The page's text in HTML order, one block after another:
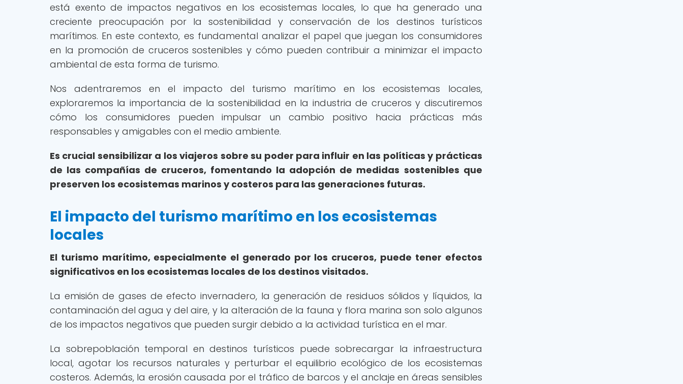
está exento de impactos negativos en los ecosistemas locales, lo que ha generado una
creciente preocupación por la sostenibilidad y conservación de los destinos turísticos
marítimos. En este contexto, es fundamental analizar el papel que juegan los consumidores
en la promoción de cruceros sostenibles y cómo pueden contribuir a minimizar el impacto
ambiental de esta forma de turismo.
Nos adentraremos en el impacto del turismo marítimo en los ecosistemas locales,
exploraremos la importancia de la sostenibilidad en la industria de cruceros y discutiremos
cómo los consumidores pueden impulsar un cambio positivo hacia prácticas más
responsables y amigables con el medio ambiente.
Es crucial sensibilizar a los viajeros sobre su poder para influir en las políticas y prácticas
de las compañías de cruceros, fomentando la adopción de medidas sostenibles que
preserven los ecosistemas marinos y costeros para las generaciones futuras.
El impacto del turismo marítimo en los ecosistemas
locales
El turismo marítimo, especialmente el generado por los cruceros, puede tener efectos
significativos en los ecosistemas locales de los destinos visitados.
La emisión de gases de efecto invernadero, la generación de residuos sólidos y líquidos, la
contaminación del agua y del aire, y la alteración de la fauna y flora marina son solo algunos
de los impactos negativos que pueden surgir debido a la actividad turística en el mar.
La sobrepoblación temporal en destinos turísticos puede sobrecargar la infraestructura
local, agotar los recursos naturales y perturbar el equilibrio ecológico de los ecosistemas
costeros. Además, la erosión causada por el tráfico de barcos y el anclaje en áreas sensibles